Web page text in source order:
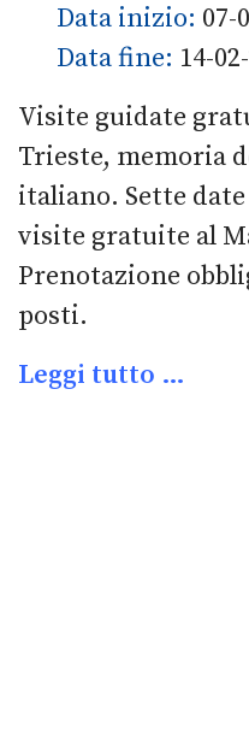
Data inizio: 07-
Data fine: 14-
Visite guidate
Trieste, memoria
italiano. Sette
visite gratuite al
Prenotazione
posti.
Leggi tutto …